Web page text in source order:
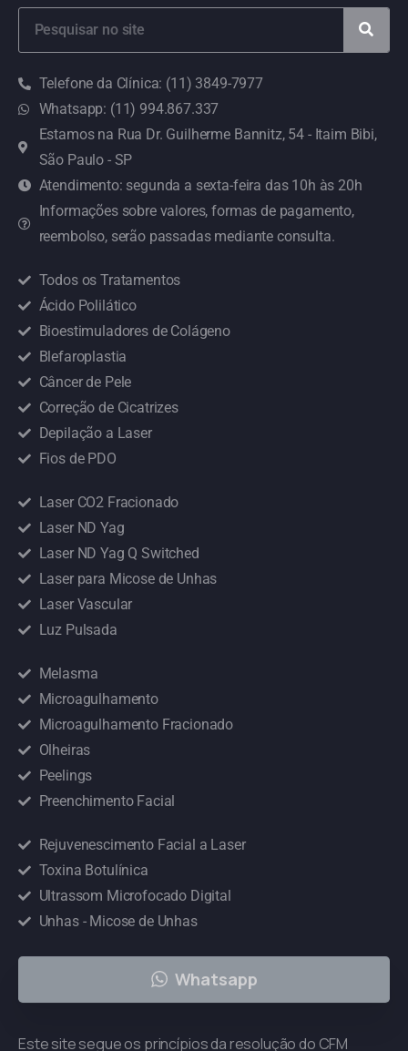
Telefone da Clínica: (11) 3849-7977
Whatsapp: (11) 994.867.337
Estamos na Rua Dr. Guilherme Bannitz, 54 - Itaim Bibi,
São Paulo - SP
Atendimento: segunda a sexta-feira das 10h às 20h
Informações sobre valores, formas de pagamento,
reembolso, serão passadas mediante consulta.
Todos os Tratamentos
Ácido Polilático
Bioestimuladores de Colágeno
Blefaroplastia
Câncer de Pele
Correção de Cicatrizes
Depilação a Laser
Fios de PDO
Laser CO2 Fracionado
Laser ND Yag
Laser ND Yag Q Switched
Laser para Micose de Unhas
Laser Vascular
Luz Pulsada
Melasma
Microagulhamento
Microagulhamento Fracionado
Olheiras
Peelings
Preenchimento Facial
Rejuvenescimento Facial a Laser
Toxina Botulínica
Ultrassom Microfocado Digital
Unhas - Micose de Unhas
Whatsapp
Este site segue os princípios da resolução do CFM